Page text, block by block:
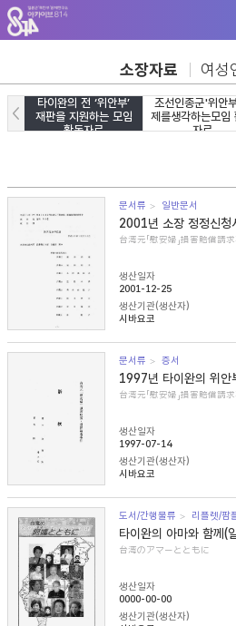
주
메
뉴
가
기
본
문
바
기
하
단
바
기
소장자료 여성
타이완의 전 ‘위안부’
재판을 지원하는 모임
활동자료
조선인종군'위안
제를생각하는모임
자료
문서류 일반문서
2001년 소장 정정신
台湾元「慰安婦」損害賠償
생산일자
2001-12-25
생산기관(생산자)
시바요코
문서류 증서
1997년 타이완의 위안
台湾元「慰安婦」損害賠償
생산일자
1997-07-14
생산기관(생산자)
시바요코
도서/간행물류 리플렛/팜
타이완의 아마와 함께(
台湾のアマーとともに
생산일자
0000-00-00
생산기관(생산자)